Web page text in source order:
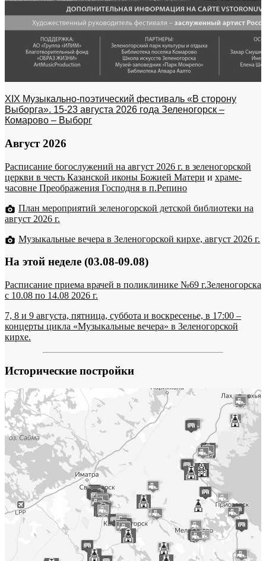
XIX Музыкально-поэтический фестиваль «В сторону
Выборга». 15-23 августа 2026 года Зеленогорск –
Комарово – Выборг
Август 2026
Расписание богослужений на август 2026 г. в зеленогорской
церкви в честь Казанской иконы Божией Матери и храме-
часовне Преображения Господня в п.Репино
План мероприятий зеленогорской детской библиотеки на
август 2026 г.
Музыкальные вечера в Зеленогорской кирхе, август 2026 г.
На этой неделе (03.08-09.08)
Расписание приема врачей в поликлинике №69 г.Зеленогорска
c 10.08 по 14.08 2026 г.
7, 8 и 9 августа, пятница, суббота и воскресенье, в 17:00 –
концерты цикла «Музыкальные вечера» в Зеленогорской
кирхе.
Исторические постройки